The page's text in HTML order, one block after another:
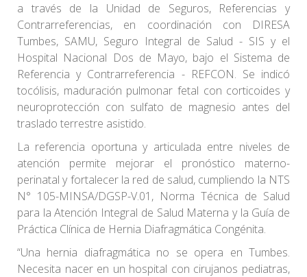
a través de la Unidad de Seguros, Referencias y
Contrarreferencias, en coordinación con DIRESA
Tumbes, SAMU, Seguro Integral de Salud - SIS y el
Hospital Nacional Dos de Mayo, bajo el Sistema de
Referencia y Contrarreferencia - REFCON. Se indicó
tocólisis, maduración pulmonar fetal con corticoides y
neuroprotección con sulfato de magnesio antes del
traslado terrestre asistido.
La referencia oportuna y articulada entre niveles de
atención permite mejorar el pronóstico materno-
perinatal y fortalecer la red de salud, cumpliendo la NTS
N° 105-MINSA/DGSP-V.01, Norma Técnica de Salud
para la Atención Integral de Salud Materna y la Guía de
Práctica Clínica de Hernia Diafragmática Congénita.
“Una hernia diafragmática no se opera en Tumbes.
Necesita nacer en un hospital con cirujanos pediatras,